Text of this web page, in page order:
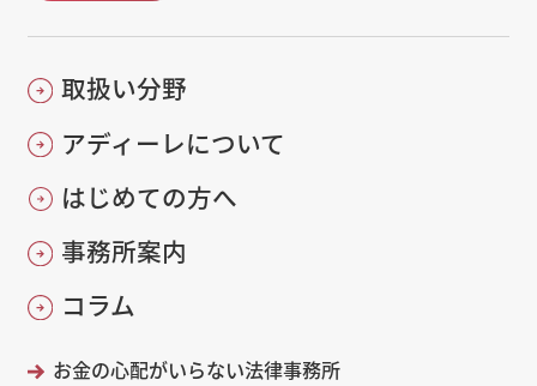
取扱い分野
アディーレについて
はじめての方へ
事務所案内
コラム
お金の心配がいらない法律事務所